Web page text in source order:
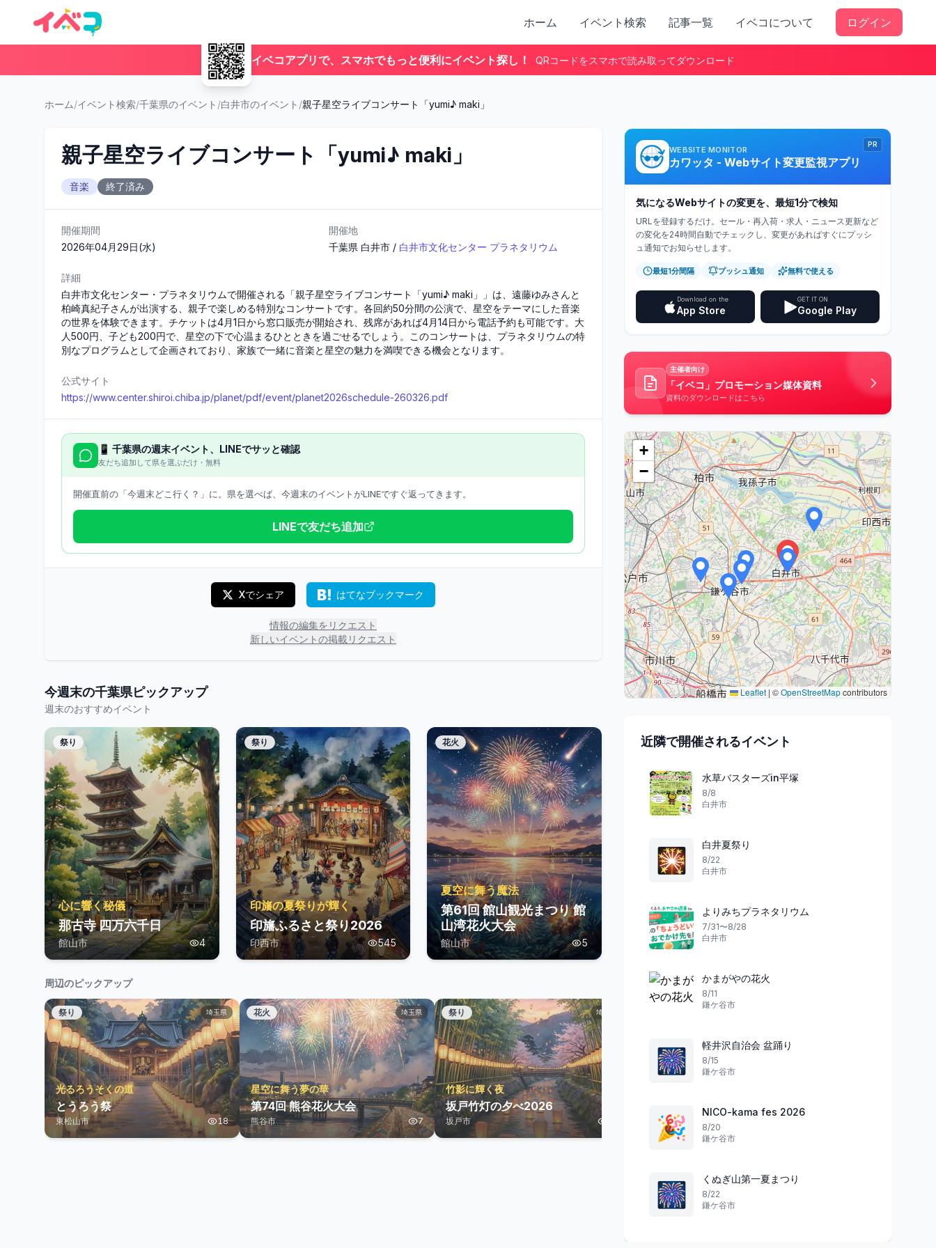
ホーム イベント検索 記事一覧 イベコについて ログイン
イベコアプリで、スマホでもっと便利にイベント探し！ QRコードをスマホで読み取ってダウンロード
ホーム/イベント検索/千葉県のイベント /白井市のイベント /親子星空ライブコンサート「yumi♪ maki」
親子星空ライブコンサート「yumi♪ maki」
音楽 終了済み
開催期間
2026年04月29日(水)
開催地
千葉県 白井市 / 白井市文化センター プラネタリウム
詳細
白井市文化センター・プラネタリウムで開催される「親子星空ライブコンサート「yumi♪ maki」」は、遠藤ゆみさんと
柏崎真紀子さんが出演する、親子で楽しめる特別なコンサートです。各回約50分間の公演で、星空をテーマにした音楽
の世界を体験できます。チケットは4月1日から窓口販売が開始され、残席があれば4月14日から電話予約も可能です。大
人500円、子ども200円で、星空の下で心温まるひとときを過ごせるでしょう。このコンサートは、プラネタリウムの特
別なプログラムとして企画されており、家族で一緒に音楽と星空の魅力を満喫できる機会となります。
公式サイト
https://www.center.shiroi.chiba.jp/planet/pdf/event/planet2026schedule-260326.pdf
📱 千葉県の週末イベント、LINEでサッと確認
友だち追加して県を選ぶだけ・無料
開催直前の「今週末どこ行く？」に。県を選べば、今週末のイベントがLINEですぐ返ってきます。
LINEで友だち追加
Xでシェア はてなブックマーク
情報の編集をリクエスト
新しいイベントの掲載リクエスト
今週末の千葉県ピックアップ
週末のおすすめイベント
祭り
心に響く秘儀
那古寺 四万六千日
館山市 4
祭り
印旛の夏祭りが輝く
印旛ふるさと祭り2026
印西市 545
花火
夏空に舞う魔法
第61回 館山観光まつり 館
山湾花火大会
館山市 5
周辺のピックアップ
祭り 埼玉県
光るろうそくの道
とうろう祭
東松山市 18
花火 埼玉県
星空に舞う夢の華
第74回 熊谷花火大会
熊谷市 7
祭り 埼玉県
竹影に輝く夜
坂戸竹灯の夕べ2026
坂戸市
玉の内風祭獅子舞
日の出町
PR
WEBSITE MONITOR
カワッタ - Webサイト変更監視アプリ
気になるWebサイトの変更を、最短1分で検知
URLを登録するだけ。セール・再入荷・求人・ニュース更新など
の変化を24時間自動でチェックし、変更があればすぐにプッシ
ュ通知でお知らせします。
最短1分間隔 プッシュ通知 無料で使える
Download on the
App Store
GET IT ON
Google Play
主催者向け
「イベコ」プロモーション媒体資料
資料のダウンロードはこちら
+
−
Leaflet | ©OpenStreetMapcontributors
近隣で開催されるイベント
水草バスターズin平塚
8/8
白井市
🎇
白井夏祭り
8/22
白井市
よりみちプラネタリウム
7/31〜8/28
白井市
かまがやの花火
8/11
鎌ケ谷市
🎆
軽井沢自治会 盆踊り
8/15
鎌ケ谷市
🎉
NICO-kama fes 2026
8/20
鎌ケ谷市
🎆
くぬぎ山第一夏まつり
8/22
鎌ケ谷市